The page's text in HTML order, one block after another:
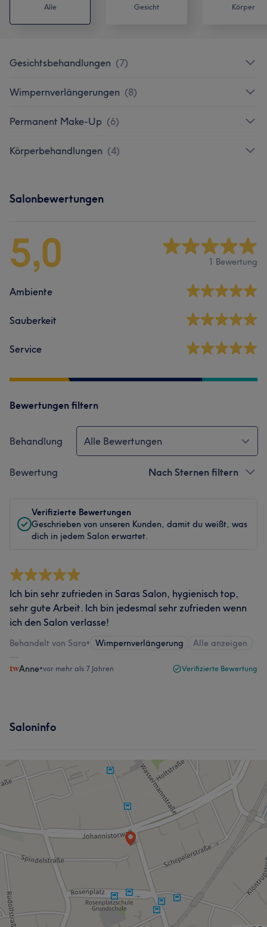
Alle Gesicht Körper
Gesichtsbehandlungen (7)
Wimpernverlängerungen (8)
Permanent Make-Up (6)
Körperbehandlungen (4)
Salonbewertungen
5,0 1 Bewertung
Ambiente
Sauberkeit
Service
Bewertungen filtern
Behandlung Alle Bewertungen
Bewertung Nach Sternen filtern
Verifizierte Bewertungen
Geschrieben von unseren Kunden, damit du weißt, was
dich in jedem Salon erwartet.
Ich bin sehr zufrieden in Saras Salon, hygienisch top,
sehr gute Arbeit. Ich bin jedesmal sehr zufrieden wenn
ich den Salon verlasse!
Behandelt von Sara• Wimpernverlängerung Alle anzeigen
Anne•vor mehr als 7 Jahren Verifizierte Bewertung
Saloninfo